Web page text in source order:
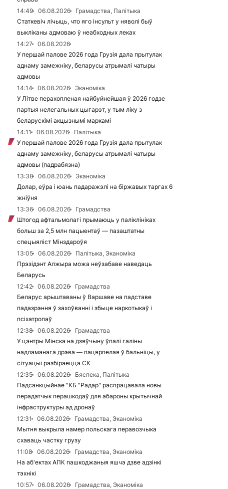
14:49
06.08.2026
Грамадства, Палітыка
Статкевіч лічыць, что яго інсульт у няволі быў
выкліканы адмоваю ў неабходных леках
14:27
06.08.2026
У першай палове 2026 года Грузія дала прытулак
аднаму замежніку, беларусы атрымалі чатыры
адмовы
14:14
06.08.2026
Эканоміка
У Літве перахопленая найбуйнейшая ў 2026 годзе
партыя нелегальных цыгарэт, у тым ліку з
беларускімі акцызнымі маркамі
14:11
06.08.2026
Палітыка
У першай палове 2026 года Грузія дала прытулак
аднаму замежніку, беларусы атрымалі чатыры
адмовы (падрабязна)
13:38
06.08.2026
Эканоміка
Долар, еўра і юань падаражэлі на біржавых таргах 6
жніўня
13:36
06.08.2026
Грамадства
Штогод афтальмолагі прымаюць у паліклініках
больш за 2,5 млн пацыентаў — пазаштатны
спецыяліст Мінздароўя
13:05
06.08.2026
Палітыка, Эканоміка
Прэзідэнт Алжыра можа неўзабаве наведаць
Беларусь
12:42
06.08.2026
Грамадства
Беларус арыштаваны ў Варшаве на падставе
падазрэння ў захоўванні і збыце наркотыкаў і
псіхатропаў
12:38
06.08.2026
Грамадства
У цэнтры Мінска на дзяўчыну ўпалі галіны
надламанага дрэва — пацярпелая ў бальніцы, у
сітуацыі разбіраецца СК
12:35
06.08.2026
Бяспека, Палітыка
Падсанкцыйнае "КБ "Радар" распрацавала новы
перадатчык перашкодаў для абароны крытычнай
інфраструктуры ад дронаў
12:31
06.08.2026
Грамадства, Эканоміка
Мытня выкрыла намер польскага перавозчыка
схаваць частку грузу
11:08
06.08.2026
Грамадства, Эканоміка
На аб'ектах АПК пашкоджаныя яшчэ дзве адзінкі
тэхнікі
10:57
06.08.2026
Грамадства, Эканоміка